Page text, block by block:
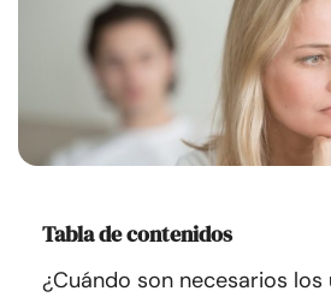
Cursos
Recursos
Encuentra un terapeuta
Tabla de contenidos
¿Cuándo son necesarios